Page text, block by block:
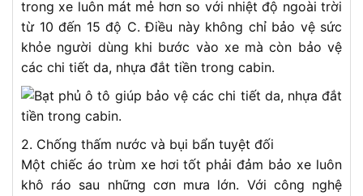
trong xe luôn mát mẻ hơn so với nhiệt độ ngoài trời
từ 10 đến 15 độ C. Điều này không chỉ bảo vệ sức
khỏe người dùng khi bước vào xe mà còn bảo vệ
các chi tiết da, nhựa đắt tiền trong cabin.
2. Chống thấm nước và bụi bẩn tuyệt đối
Một chiếc áo trùm xe hơi tốt phải đảm bảo xe luôn
khô ráo sau những cơn mưa lớn. Với công nghệ